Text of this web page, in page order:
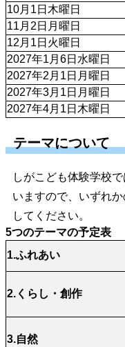
10月1日木曜日
11月2日月曜日
12月1日火曜日
2027年1月6日水曜日
2027年2月1日月曜日
2027年3月1日月曜日
2027年4月1日木曜日
テーマについて
しがこども体験学校
いますので、いずれ
してください。
5つのテーマの予定表
1.ふれあい
2.くらし・創作
3.自然